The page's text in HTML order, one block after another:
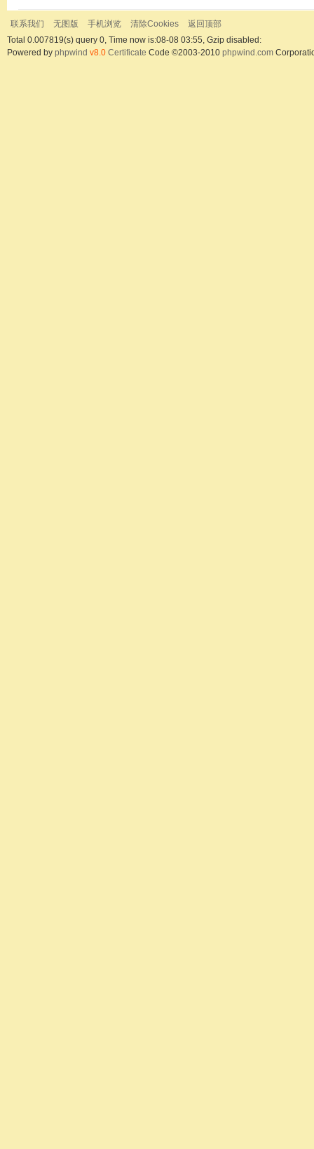
联系我们 无图版 手机浏览 清除Cookies
返回顶部
Total 0.007819(s) query 0, Time now is:08-08 03:55, Gzip disabled:
Powered by phpwind v8.0 Certificate Code ©2003-2010 phpwind.com